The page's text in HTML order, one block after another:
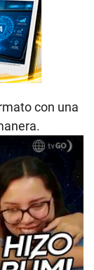
con una